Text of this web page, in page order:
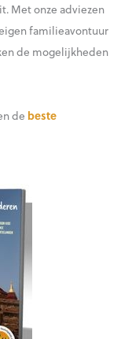
Met onze adviezen
familieavontuur
de mogelijkheden
de beste